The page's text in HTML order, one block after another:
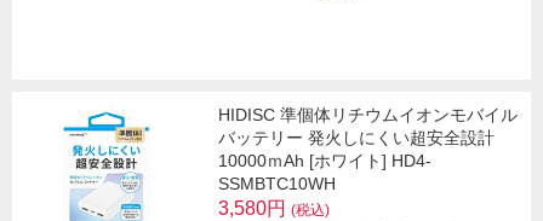
HIDISC 準個体リチウムイオンモバイル
バッテリー 発火しにくい超安全設計
10000ｍAh [ホワイト] HD4-
SSMBTC10WH
3,580円 (税込)